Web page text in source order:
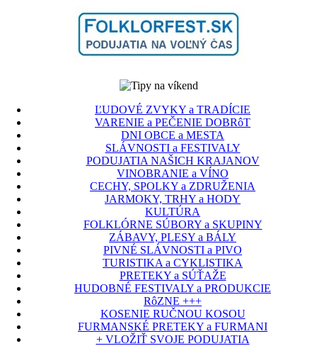
ĽUDOVÉ ZVYKY a TRADÍCIE
VARENIE a PEČENIE DOBRôT
DNI OBCE a MESTA
SLÁVNOSTI a FESTIVALY
PODUJATIA NAŠICH KRAJANOV
VINOBRANIE a VÍNO
CECHY, SPOLKY a ZDRUŽENIA
JARMOKY, TRHY a HODY
KULTÚRA
FOLKLÓRNE SÚBORY a SKUPINY
ZÁBAVY, PLESY a BÁLY
PIVNÉ SLÁVNOSTI a PIVO
TURISTIKA a CYKLISTIKA
PRETEKY a SÚŤAŽE
HUDOBNÉ FESTIVALY a PRODUKCIE
RôZNE +++
KOSENIE RUČNOU KOSOU
FURMANSKÉ PRETEKY a FURMANI
+ VLOŽIŤ SVOJE PODUJATIA